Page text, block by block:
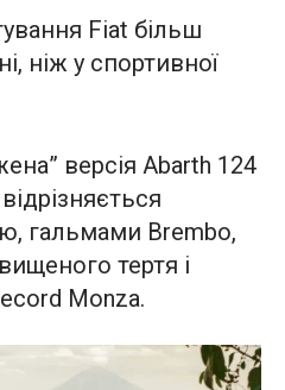
Fiat більш
ніж у спортивної
версія Abarth 124
гальмами Brembo,
тертя і
Monza.